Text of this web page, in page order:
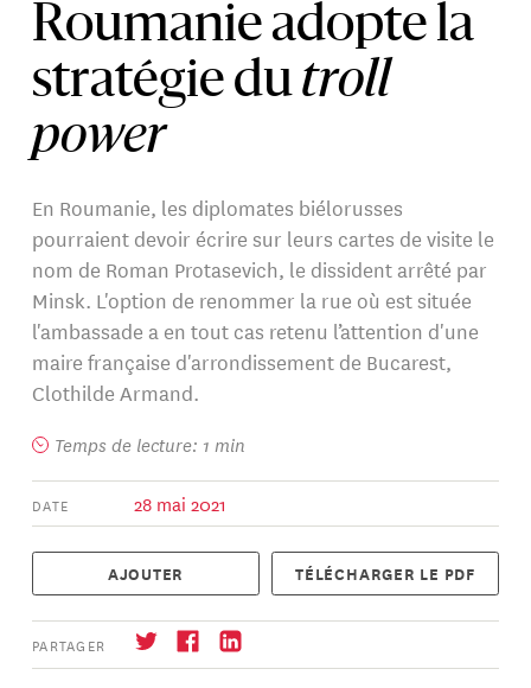
Roumanie adopte la
stratégie dutroll
power
En Roumanie, les diplomates biélorusses
pourraient devoir écrire sur leurs cartes de visite le
nom de Roman Protasevich, le dissident arrêté par
Minsk. L'option de renommer la rue où est située
l'ambassade a en tout cas retenu l’attention d'une
maire française d'arrondissement de Bucarest,
Clothilde Armand.
Temps de lecture: 1 min
DATE 28 mai 2021
AJOUTER TÉLÉCHARGER LE PDF
PARTAGER